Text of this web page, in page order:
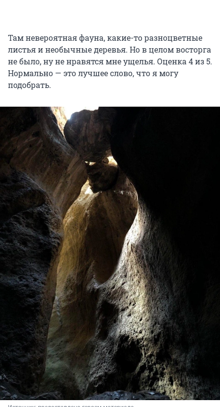
Там невероятная фауна, какие-то разноцветные
листья и необычные деревья. Но в целом восторга
не было, ну не нравятся мне ущелья. Оценка 4 из 5.
Нормально — это лучшее слово, что я могу
подобрать.